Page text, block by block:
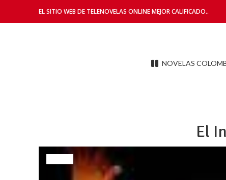
EL SITIO WEB DE TELENOVELAS ONLINE MEJOR CALIFICADO..
NOVELAS
El